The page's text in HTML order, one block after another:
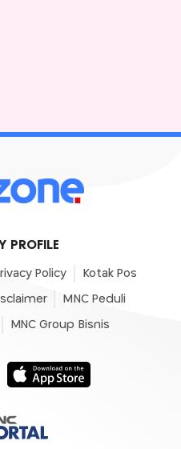
PROFILE
Policy Kotak Pos
MNC Peduli
MNC Group Bisnis